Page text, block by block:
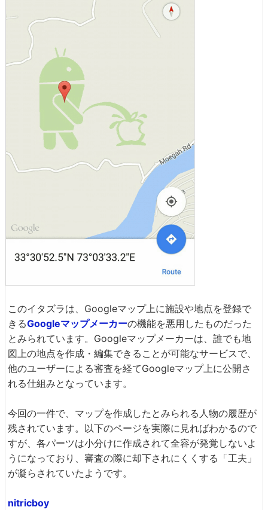
このイタズラは、Googleマップ上に施設や地点を登録で
きるGoogleマップメーカーの機能を悪用したものだった
とみられています。Googleマップメーカーは、誰でも地
図上の地点を作成・編集できることが可能なサービスで、
他のユーザーによる審査を経てGoogleマップ上に公開さ
れる仕組みとなっています。
今回の一件で、マップを作成したとみられる人物の履歴が
残されています。以下のページを実際に見ればわかるので
すが、各パーツは小分けに作成されて全容が発覚しないよ
うになっており、審査の際に却下されにくくする「工夫」
が凝らされていたようです。
nitricboy